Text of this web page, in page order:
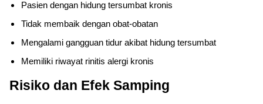
Pasien dengan hidung tersumbat kronis
Tidak membaik dengan obat-obatan
Mengalami gangguan tidur akibat hidung tersumbat
Memiliki riwayat rinitis alergi kronis
Risiko dan Efek Samping